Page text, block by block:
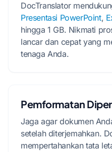
DocTranslator
Presentasi PowerPoint,
hingga 1 GB. Nikmati
lancar dan cepat yang
tenaga Anda.
Pemformatan
Jaga agar dokumen
setelah diterjemahkan.
mempertahankan tata